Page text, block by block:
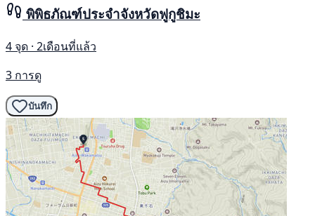
พิพิธภัณฑ์ประจำจังหวัดฟูกูชิมะ
4 จุด · 2เดือนที่แล้ว
3 การดู
บันทึก